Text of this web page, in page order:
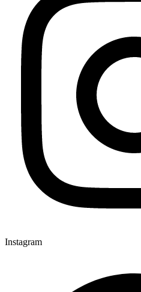
Instagram